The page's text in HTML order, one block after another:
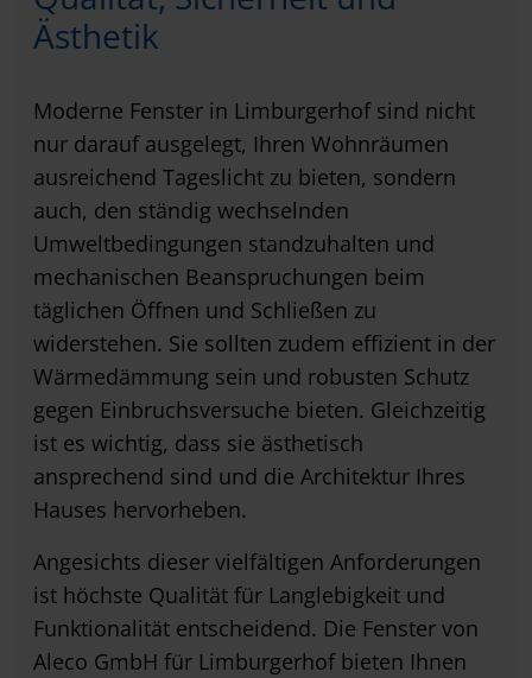
Ästhetik
Moderne Fenster in Limburgerhof sind nicht
nur darauf ausgelegt, Ihren Wohnräumen
ausreichend Tageslicht zu bieten, sondern
auch, den ständig wechselnden
Umweltbedingungen standzuhalten und
mechanischen Beanspruchungen beim
täglichen Öffnen und Schließen zu
widerstehen. Sie sollten zudem effizient in der
Wärmedämmung sein und robusten Schutz
gegen Einbruchsversuche bieten. Gleichzeitig
ist es wichtig, dass sie ästhetisch
ansprechend sind und die Architektur Ihres
Hauses hervorheben.
Angesichts dieser vielfältigen Anforderungen
ist höchste Qualität für Langlebigkeit und
Funktionalität entscheidend. Die Fenster von
Aleco GmbH für Limburgerhof bieten Ihnen